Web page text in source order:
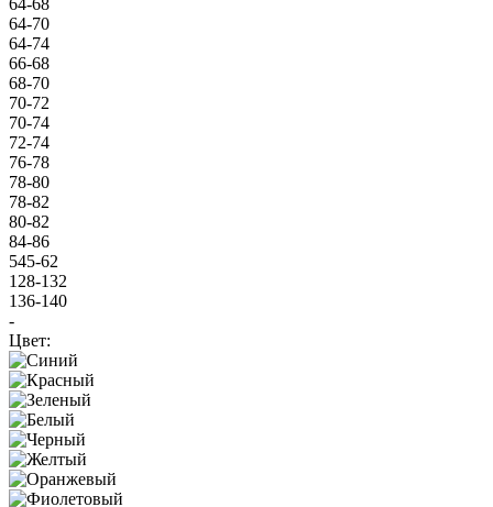
64-70
64-74
66-68
68-70
70-72
70-74
72-74
76-78
78-80
78-82
80-82
84-86
545-62
128-132
136-140
-
Цвет: